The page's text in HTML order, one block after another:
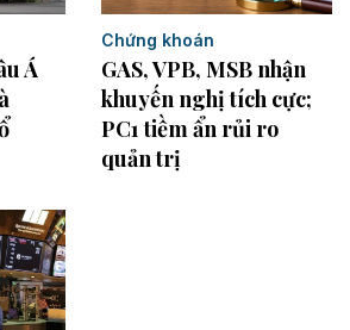
Á
Chứng khoán
GAS, VPB, MSB nhận
khuyến nghị tích cực;
PC1 tiềm ẩn rủi ro
quản trị